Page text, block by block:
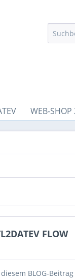
WEB-SHOP
FLOW
BLOG-